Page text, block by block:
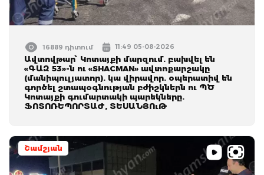
16889 դիտում 11:49 05-08-2026
Ավտովթար՝ Կոտայքի մարզում. բախվել են
«ԳԱԶ 53»-ն ու «SHACMAN» ավտոքարշակը
(մանիպուլյատոր). կա վիրավոր. օպերատիվ են
գործել շտապօգնության բժիշկներն ու ՊԾ
Կոտայքի գումարտակի պարեկները.
ՖՈՏՈՌԵՊՈՐՏԱԺ, ՏԵՍԱՆՅՈւԹ
Շամշյան